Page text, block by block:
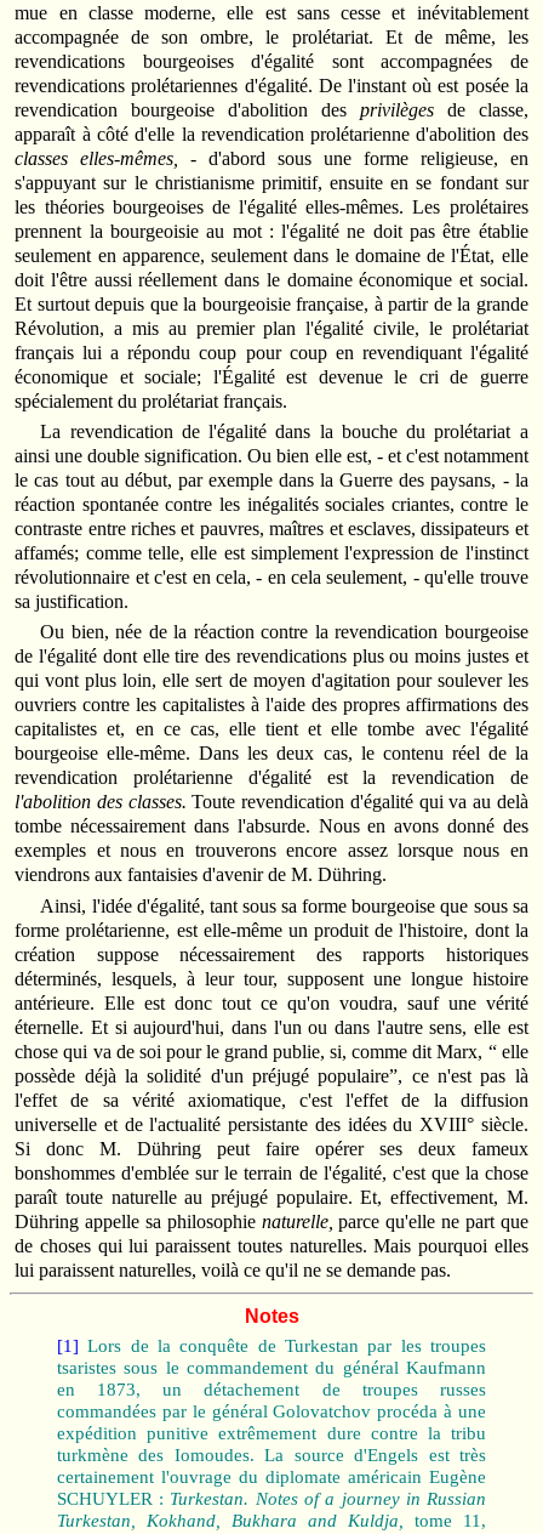
mue en classe moderne, elle est sans cesse et inévitablement
accompagnée de son ombre, le prolétariat. Et de même, les
revendications bourgeoises d'égalité sont accompagnées de
revendications prolétariennes d'égalité. De l'instant où est posée la
revendication bourgeoise d'abolition des privilèges de classe,
apparaît à côté d'elle la revendication prolétarienne d'abolition des
classes elles-mêmes,- d'abord sous une forme religieuse, en
s'appuyant sur le christianisme primitif, ensuite en se fondant sur
les théories bourgeoises de l'égalité elles-mêmes. Les prolétaires
prennent la bourgeoisie au mot : l'égalité ne doit pas être établie
seulement en apparence, seulement dans le domaine de l'État, elle
doit l'être aussi réellement dans le domaine économique et social.
Et surtout depuis que la bourgeoisie française, à partir de la grande
Révolution, a mis au premier plan l'égalité civile, le prolétariat
français lui a répondu coup pour coup en revendiquant l'égalité
économique et sociale; l'Égalité est devenue le cri de guerre
spécialement du prolétariat français.
La revendication de l'égalité dans la bouche du prolétariat a
ainsi une double signification. Ou bien elle est, - et c'est notamment
le cas tout au début, par exemple dans la Guerre des paysans, - la
réaction spontanée contre les inégalités sociales criantes, contre le
contraste entre riches et pauvres, maîtres et esclaves, dissipateurs et
affamés; comme telle, elle est simplement l'expression de l'instinct
révolutionnaire et c'est en cela, - en cela seulement, - qu'elle trouve
sa justification.
Ou bien, née de la réaction contre la revendication bourgeoise
de l'égalité dont elle tire des revendications plus ou moins justes et
qui vont plus loin, elle sert de moyen d'agitation pour soulever les
ouvriers contre les capitalistes à l'aide des propres affirmations des
capitalistes et, en ce cas, elle tient et elle tombe avec l'égalité
bourgeoise elle-même. Dans les deux cas, le contenu réel de la
revendication prolétarienne d'égalité est la revendication de
l'abolition des classes.Toute revendication d'égalité qui va au delà
tombe nécessairement dans l'absurde. Nous en avons donné des
exemples et nous en trouverons encore assez lorsque nous en
viendrons aux fantaisies d'avenir de M. Dühring.
Ainsi, l'idée d'égalité, tant sous sa forme bourgeoise que sous sa
forme prolétarienne, est elle-même un produit de l'histoire, dont la
création suppose nécessairement des rapports historiques
déterminés, lesquels, à leur tour, supposent une longue histoire
antérieure. Elle est donc tout ce qu'on voudra, sauf une vérité
éternelle. Et si aujourd'hui, dans l'un ou dans l'autre sens, elle est
chose qui va de soi pour le grand publie, si, comme dit Marx, “ elle
possède déjà la solidité d'un préjugé populaire”, ce n'est pas là
l'effet de sa vérité axiomatique, c'est l'effet de la diffusion
universelle et de l'actualité persistante des idées du XVIII° siècle.
Si donc M. Dühring peut faire opérer ses deux fameux
bonshommes d'emblée sur le terrain de l'égalité, c'est que la chose
paraît toute naturelle au préjugé populaire. Et, effectivement, M.
Dühring appelle sa philosophie naturelle,parce qu'elle ne part que
de choses qui lui paraissent toutes naturelles. Mais pourquoi elles
lui paraissent naturelles, voilà ce qu'il ne se demande pas.
Notes
[1] Lors de la conquête de Turkestan par les troupes
tsaristes sous le commandement du général Kaufmann
en 1873, un détachement de troupes russes
commandées par le général Golovatchov procéda à une
expédition punitive extrêmement dure contre la tribu
turkmène des Iomoudes. La source d'Engels est très
certainement l'ouvrage du diplomate américain Eugène
SCHUYLER : Turkestan. Notes of a journey in Russian
Turkestan, Kokhand, Bukhara and Kuldja,tome 11,